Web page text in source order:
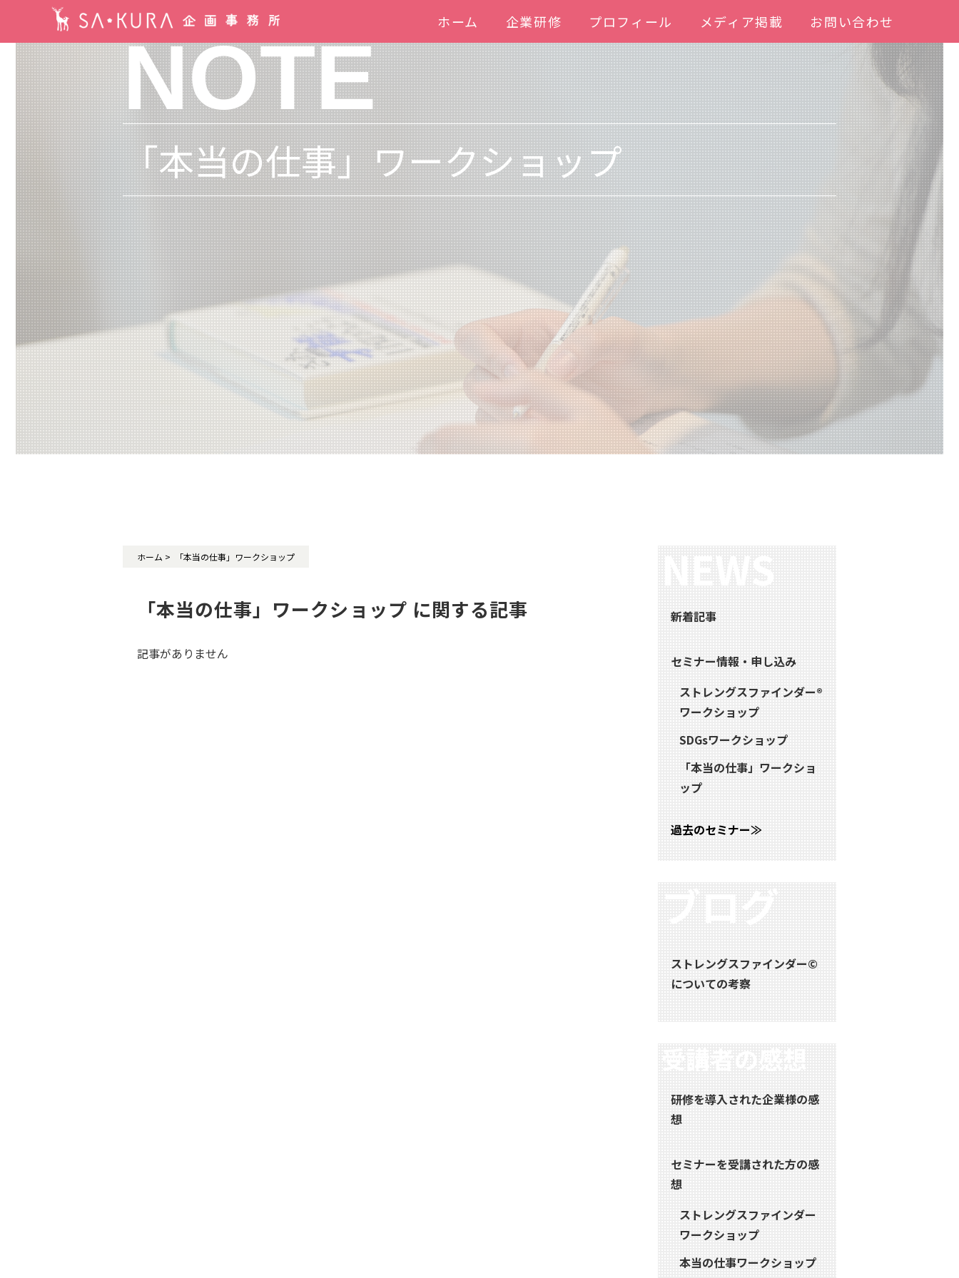
ホーム 企業研修 プロフィール メディア掲載 お問い合わせ
NOTE
「本当の仕事」ワークショップ
ホーム > 「本当の仕事」ワークショップ
「本当の仕事」ワークショップ に関する記事
記事がありません
新着記事
セミナー情報・申し込み
ストレングスファインダー®
ワークショップ
SDGsワークショップ
「本当の仕事」ワークショ
ップ
過去のセミナー≫
ストレングスファインダー©
についての考察
研修を導入された企業様の感
想
セミナーを受講された方の感
想
ストレングスファインダー
ワークショップ
本当の仕事ワークショップ